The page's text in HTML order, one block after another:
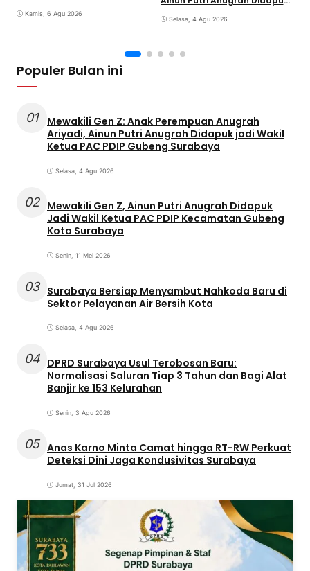
Kamis, 6 Agu 2026
Gubeng Surabaya
Selasa, 4 Agu 2026
Populer Bulan ini
01
Mewakili Gen Z: Anak Perempuan Anugrah
Ariyadi, Ainun Putri Anugrah Didapuk jadi Wakil
Ketua PAC PDIP Gubeng Surabaya
Selasa, 4 Agu 2026
02 Mewakili Gen Z, Ainun Putri Anugrah Didapuk
Jadi Wakil Ketua PAC PDIP Kecamatan Gubeng
Kota Surabaya
Senin, 11 Mei 2026
03 Surabaya Bersiap Menyambut Nahkoda Baru di
Sektor Pelayanan Air Bersih Kota
Selasa, 4 Agu 2026
04 DPRD Surabaya Usul Terobosan Baru:
Normalisasi Saluran Tiap 3 Tahun dan Bagi Alat
Banjir ke 153 Kelurahan
Senin, 3 Agu 2026
05 Anas Karno Minta Camat hingga RT-RW Perkuat
Deteksi Dini Jaga Kondusivitas Surabaya
Jumat, 31 Jul 2026